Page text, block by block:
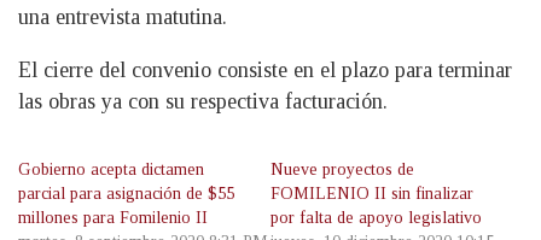
una entrevista matutina.
El cierre del convenio consiste en el plazo para terminar
las obras ya con su respectiva facturación.
Gobierno acepta dictamen
parcial para asignación de $55
millones para Fomilenio II
Nueve proyectos de
FOMILENIO II sin finalizar
por falta de apoyo legislativo